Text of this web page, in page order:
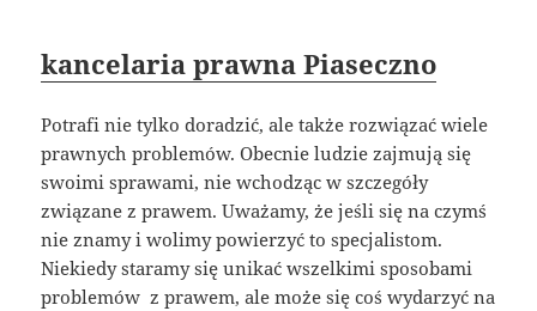
kancelaria prawna Piaseczno
Potrafi nie tylko doradzić, ale także rozwiązać wiele
prawnych problemów. Obecnie ludzie zajmują się
swoimi sprawami, nie wchodząc w szczegóły
związane z prawem. Uważamy, że jeśli się na czymś
nie znamy i wolimy powierzyć to specjalistom.
Niekiedy staramy się unikać wszelkimi sposobami
problemów z prawem, ale może się coś wydarzyć na